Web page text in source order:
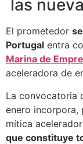
las
El prometedor
Portugal entra
Marina de
aceleradora de
La convocatoria
enero incorpora,
mítica
que constituye